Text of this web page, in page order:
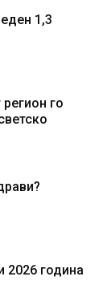
1,3
го
2026 година